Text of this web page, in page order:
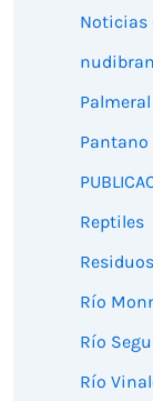
Noticias
Palmeral
Pantano
Reptiles
Residuos
Río
Río
Río